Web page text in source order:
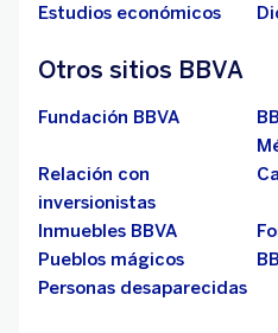
Estudios económicos
Otros sitios BBVA
Fundación BBVA
Relación con
inversionistas
Inmuebles BBVA
Pueblos mágicos
Personas desaparecidas